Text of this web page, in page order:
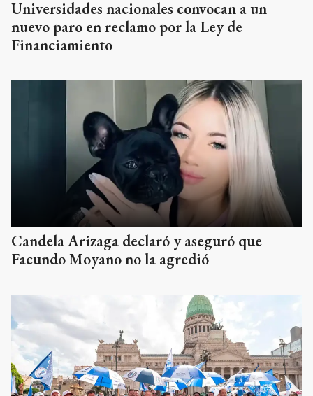
Universidades nacionales convocan a un
nuevo paro en reclamo por la Ley de
Financiamiento
Candela Arizaga declaró y aseguró que
Facundo Moyano no la agredió